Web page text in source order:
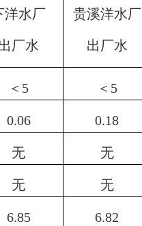
洋水厂
厂水
贵溪洋水厂
出厂水
＜ 5 ＜ 5
0.06 0.18
无 无
无 无
6.85 6.82